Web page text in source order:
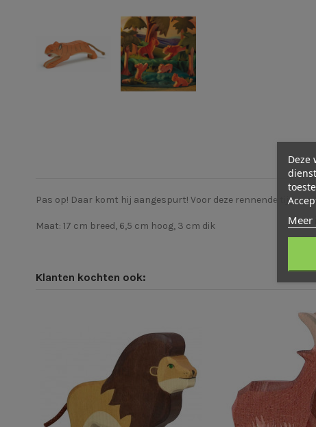
Pas op! Daar komt hij aangespurt! Voor deze rennende tijger
Maat: 17 cm breed, 6,5 cm hoog, 3 cm dik
Klanten kochten ook:
Deze